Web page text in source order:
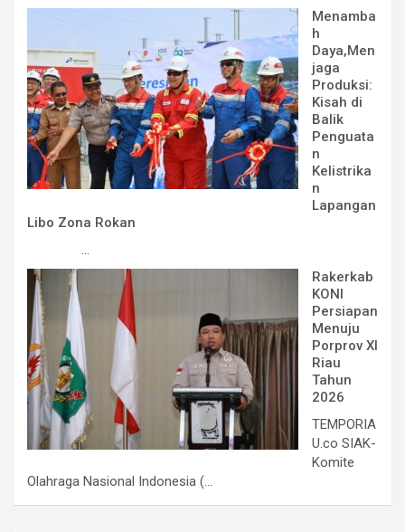
Menamba
h
Daya,Men
jaga
Produksi:
Kisah di
Balik
Penguata
n
Kelistrika
n
Lapangan
Libo Zona Rokan
...
Rakerkab
KONI
Persiapan
Menuju
Porprov XI
Riau
Tahun
2026
TEMPORIA
U.co SIAK-
Komite
Olahraga Nasional Indonesia (...